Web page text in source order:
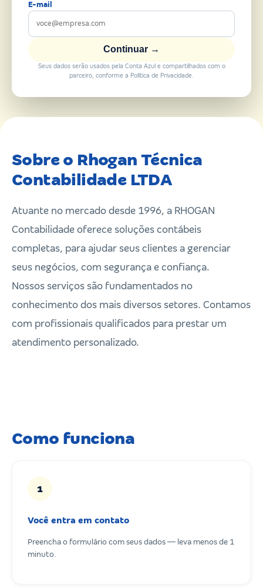
E-mail
Continuar →
Seus dados serão usados pela Conta Azul e compartilhados com o
parceiro, conforme a Política de Privacidade.
Sobre o Rhogan Técnica
Contabilidade LTDA
Atuante no mercado desde 1996, a RHOGAN
Contabilidade oferece soluções contábeis
completas, para ajudar seus clientes a gerenciar
seus negócios, com segurança e confiança.
Nossos serviços são fundamentados no
conhecimento dos mais diversos setores. Contamos
com profissionais qualificados para prestar um
atendimento personalizado.
Como funciona
1
Você entra em contato
Preencha o formulário com seus dados — leva menos de 1
minuto.